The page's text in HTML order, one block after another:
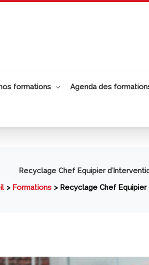
formations Agenda des
Recyclage Chef Equipier
Formations Recyclage Chef Equipier